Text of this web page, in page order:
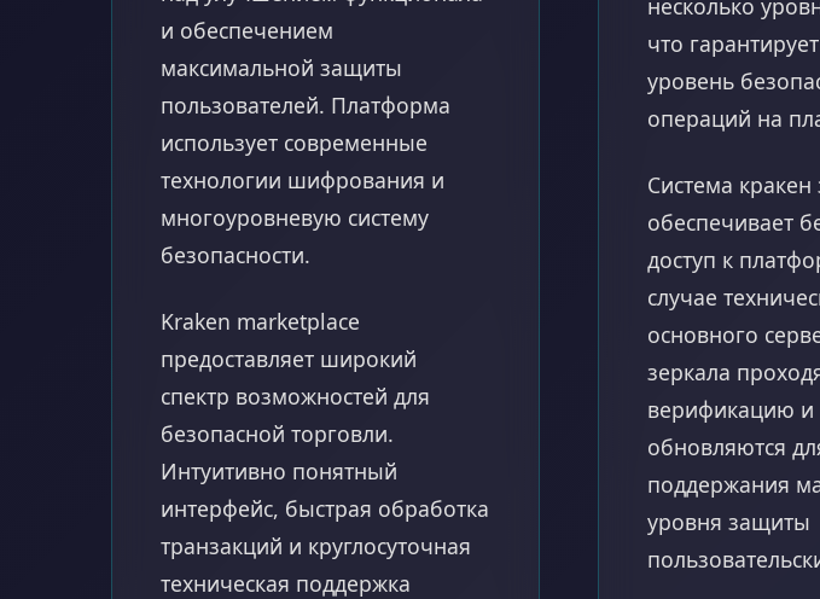
и обеспечением
максимальной защиты
пользователей. Платформа
использует современные
технологии шифрования и
многоуровневую систему
безопасности.
Kraken marketplace
предоставляет широкий
спектр возможностей для
безопасной торговли.
Интуитивно понятный
интерфейс, быстрая обработка
транзакций и круглосуточная
техническая поддержка
что
уровень
операций на
Система кракен
обеспечивает
доступ к
случае
основного
зеркала
верификацию и
обновляются
поддержания
уровня защиты